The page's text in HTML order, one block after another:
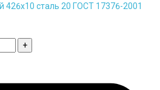
426х10 сталь 20 ГОСТ 17376-2001
+